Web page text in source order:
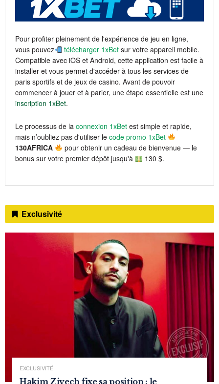
Pour profiter pleinement de l'expérience de jeu en ligne,
vous pouvez
télécharger 1xBet sur votre appareil mobile.
Compatible avec iOS et Android, cette application est facile à
installer et vous permet d'accéder à tous les services de
paris sportifs et de jeux de casino. Avant de pouvoir
commencer à jouer et à parier, une étape essentielle est une
inscription 1xBet.
Le processus de la connexion 1xBet est simple et rapide,
mais n’oubliez pas d'utiliser le code promo 1xBet
130AFRICA
pour obtenir un cadeau de bienvenue — le
bonus sur votre premier dépôt jusqu'à
130 $.
Exclusivité
EXCLUSIVITÉ
Hakim Ziyech fixe sa position : le